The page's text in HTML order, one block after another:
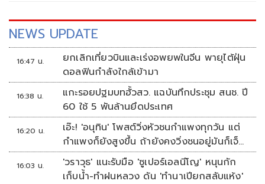
NEWS UPDATE
16:47 น.
ยกเลิกเที่ยวบินและเร่งอพยพในจีน พายุไต้ฝุ่น
ดอลฟินกำลังใกล้เข้ามา
16:38 น.
แกะรอยปฐมบทฮั้วสว. แฉบันทึกประชุม สนช. ปี
60 ใช้ 5 พันล้านยึดประเทศ
16:20 น.
เอ๊ะ! 'อนุทิน' โพสต์วิ่งหัวชนกำแพงทุกวัน แต่
กำแพงก็ยังสูงขึ้น ถ้ายังคงวิ่งชนอยู่มันก็เจ็บ
หัวอีก
16:03 น.
'วราวุธ' แนะรับมือ 'ซูเปอร์เอลนีโญ' หนุนกัก
เก็บน้ำ-ทำฝนหลวง ดัน 'ทำนาเปียกสลับแห้ง'